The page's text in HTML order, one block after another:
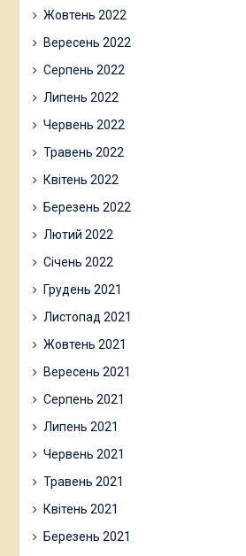
Жовтень 2022
Вересень 2022
Серпень 2022
Липень 2022
Червень 2022
Травень 2022
Квітень 2022
Березень 2022
Лютий 2022
Січень 2022
Грудень 2021
Листопад 2021
Жовтень 2021
Вересень 2021
Серпень 2021
Липень 2021
Червень 2021
Травень 2021
Квітень 2021
Березень 2021